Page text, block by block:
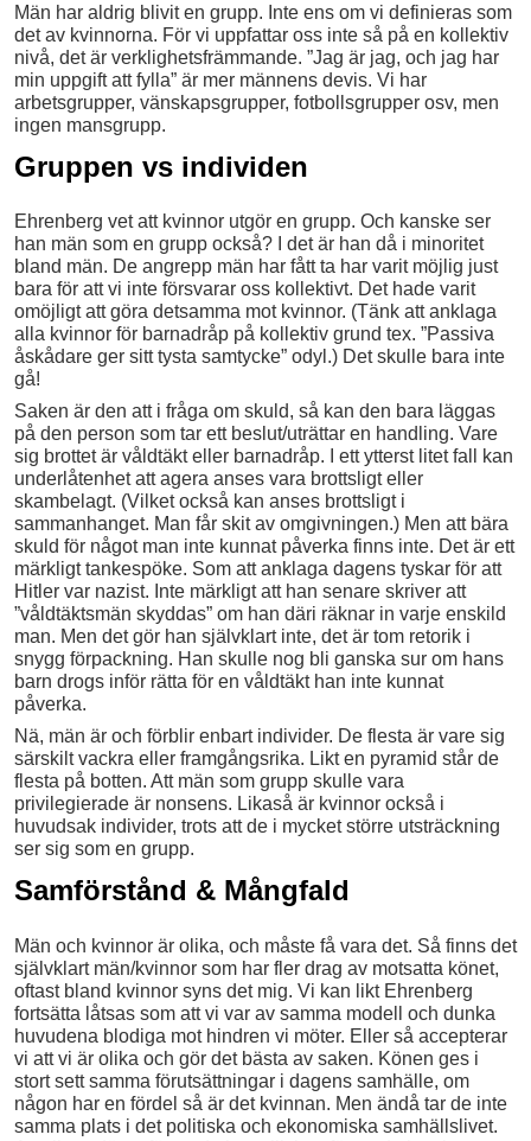
Män har aldrig blivit en grupp. Inte ens om vi definieras som
det av kvinnorna. För vi uppfattar oss inte så på en kollektiv
nivå, det är verklighetsfrämmande. ”Jag är jag, och jag har
min uppgift att fylla” är mer männens devis. Vi har
arbetsgrupper, vänskapsgrupper, fotbollsgrupper osv, men
ingen mansgrupp.
Gruppen vs individen
Ehrenberg vet att kvinnor utgör en grupp. Och kanske ser
han män som en grupp också? I det är han då i minoritet
bland män. De angrepp män har fått ta har varit möjlig just
bara för att vi inte försvarar oss kollektivt. Det hade varit
omöjligt att göra detsamma mot kvinnor. (Tänk att anklaga
alla kvinnor för barnadråp på kollektiv grund tex. ”Passiva
åskådare ger sitt tysta samtycke” odyl.) Det skulle bara inte
gå!
Saken är den att i fråga om skuld, så kan den bara läggas
på den person som tar ett beslut/uträttar en handling. Vare
sig brottet är våldtäkt eller barnadråp. I ett ytterst litet fall kan
underlåtenhet att agera anses vara brottsligt eller
skambelagt. (Vilket också kan anses brottsligt i
sammanhanget. Man får skit av omgivningen.) Men att bära
skuld för något man inte kunnat påverka finns inte. Det är ett
märkligt tankespöke. Som att anklaga dagens tyskar för att
Hitler var nazist. Inte märkligt att han senare skriver att
”våldtäktsmän skyddas” om han däri räknar in varje enskild
man. Men det gör han självklart inte, det är tom retorik i
snygg förpackning. Han skulle nog bli ganska sur om hans
barn drogs inför rätta för en våldtäkt han inte kunnat
påverka.
Nä, män är och förblir enbart individer. De flesta är vare sig
särskilt vackra eller framgångsrika. Likt en pyramid står de
flesta på botten. Att män som grupp skulle vara
privilegierade är nonsens. Likaså är kvinnor också i
huvudsak individer, trots att de i mycket större utsträckning
ser sig som en grupp.
Samförstånd & Mångfald
Män och kvinnor är olika, och måste få vara det. Så finns det
självklart män/kvinnor som har fler drag av motsatta könet,
oftast bland kvinnor syns det mig. Vi kan likt Ehrenberg
fortsätta låtsas som att vi var av samma modell och dunka
huvudena blodiga mot hindren vi möter. Eller så accepterar
vi att vi är olika och gör det bästa av saken. Könen ges i
stort sett samma förutsättningar i dagens samhälle, om
någon har en fördel så är det kvinnan. Men ändå tar de inte
samma plats i det politiska och ekonomiska samhällslivet.